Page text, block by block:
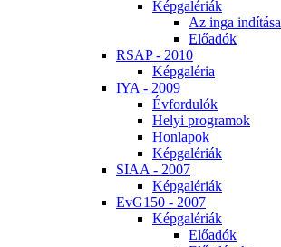
Kép­ga­lé­ri­ák
Az in­ga in­dí­tá­sa
Elő­adók
RSAP - 2010
Kép­ga­lé­ria
IYA - 2009
Év­for­du­lók
He­lyi prog­ra­mok
Hon­la­pok
Kép­ga­lé­ri­ák
SI­AA - 2007
Kép­ga­lé­ri­ák
EvG150 - 2007
Kép­ga­lé­ri­ák
Elő­adók